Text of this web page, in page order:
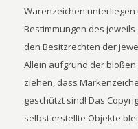
Warenzeichen
Bestimmungen des
den Besitzrechten der
Allein aufgrund der
ziehen, dass
geschützt sind! Das
selbst erstellte Objekte